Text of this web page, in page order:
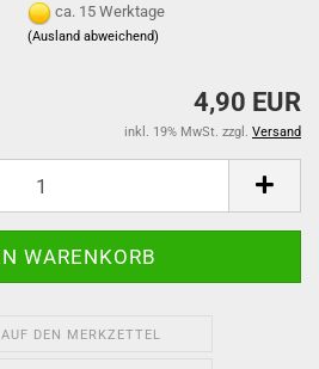
ca. 15 Werktage
(Ausland abweichend)
4,90 EUR
inkl. 19% MwSt. zzgl. Versand
AUF DEN MERKZETTEL